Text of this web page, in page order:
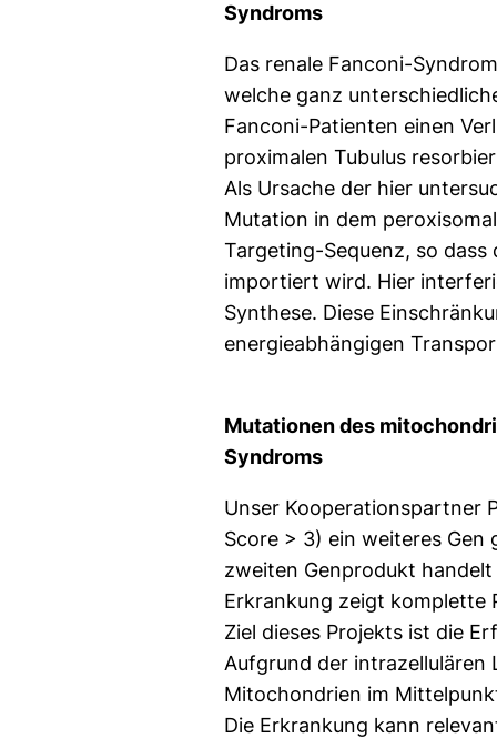
Syndroms
Das renale Fanconi-
welche ganz
Fanconi-Patienten einen
proximalen Tubulus
Als Ursache der hier
Mutation in dem
Targeting-Sequenz, so
importiert wird. Hier
Synthese. Diese
energieabhängigen
Mutationen des
Syndroms
Unser Kooperationspartner
Score > 3) ein weiteres Gen
zweiten Genprodukt
Erkrankung zeigt komplette
Ziel dieses Projekts ist die
Aufgrund der intrazellulären
Mitochondrien im
Die Erkrankung kann